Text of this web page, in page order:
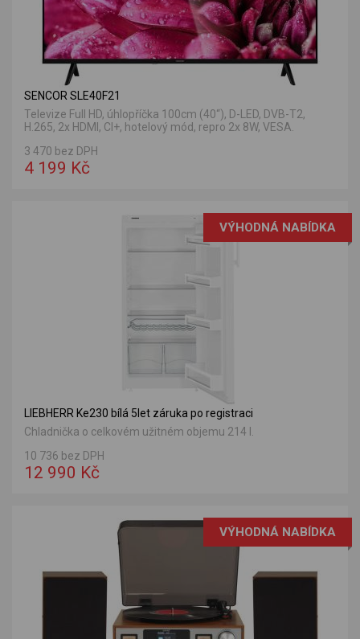
SENCOR SLE40F21
Televize Full HD, úhlopříčka 100cm (40“), D-LED, DVB-T2,
H.265, 2x HDMI, CI+, hotelový mód, repro 2x 8W, VESA.
3 470 bez DPH
4 199 Kč
VÝHODNÁ NABÍDKA
LIEBHERR Ke230 bílá 5let záruka po registraci
Chladnička o celkovém užitném objemu 214 l.
10 736 bez DPH
12 990 Kč
VÝHODNÁ NABÍDKA